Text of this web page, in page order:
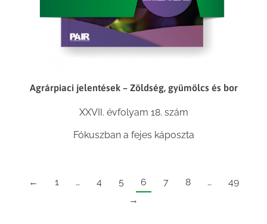
Agrárpiaci jelentések – Zöldség, gyümölcs és bor
XXVII. évfolyam 18. szám
Fókuszban a fejes káposzta
← 1 … 4 5 6 7 8 …
49
→